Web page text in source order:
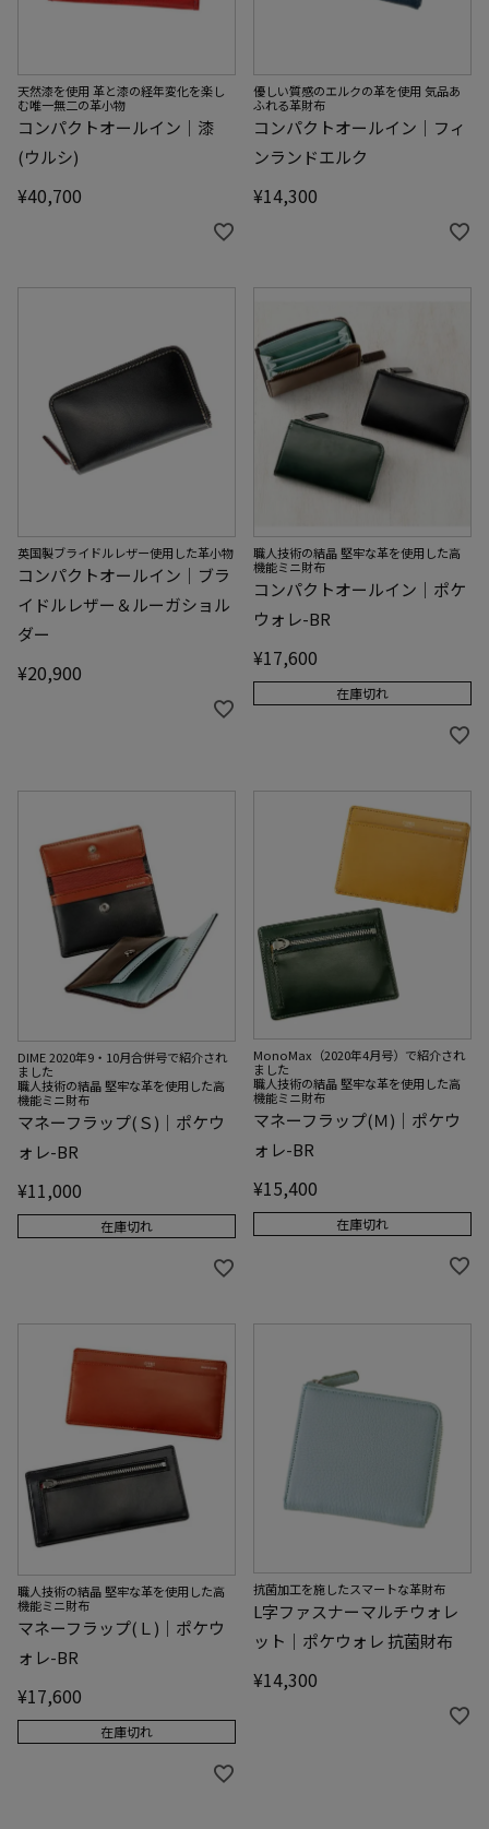
天然漆を使用 革と漆の経年変化を楽し
む唯一無二の革小物
コンパクトオールイン｜漆
(ウルシ)
¥40,700
優しい質感のエルクの革を使用 気品あ
ふれる革財布
コンパクトオールイン｜フィ
ンランドエルク
¥14,300
英国製ブライドルレザー使用した革小物
コンパクトオールイン｜ブラ
イドルレザー＆ルーガショル
ダー
¥20,900
職人技術の結晶 堅牢な革を使用した高
機能ミニ財布
コンパクトオールイン｜ポケ
ウォレ-BR
¥17,600
在庫切れ
DIME 2020年9・10月合併号で紹介され
ました
職人技術の結晶 堅牢な革を使用した高
機能ミニ財布
マネーフラップ(Ｓ)｜ポケウ
ォレ-BR
¥11,000
在庫切れ
MonoMax（2020年4月号）で紹介され
ました
職人技術の結晶 堅牢な革を使用した高
機能ミニ財布
マネーフラップ(Ｍ)｜ポケウ
ォレ-BR
¥15,400
在庫切れ
職人技術の結晶 堅牢な革を使用した高
機能ミニ財布
マネーフラップ(Ｌ)｜ポケウ
ォレ-BR
¥17,600
在庫切れ
抗菌加工を施したスマートな革財布
L字ファスナーマルチウォレ
ット｜ポケウォレ 抗菌財布
¥14,300